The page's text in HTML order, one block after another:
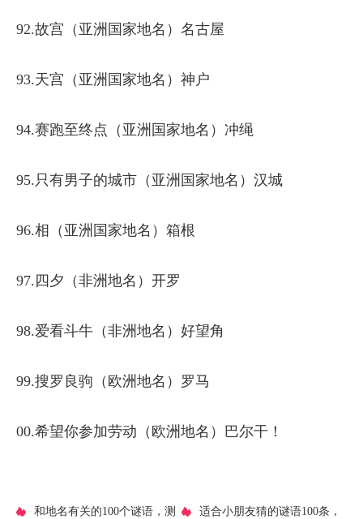
92.故宫（亚洲国家地名）名古屋
93.天宫（亚洲国家地名）神户
94.赛跑至终点（亚洲国家地名）冲绳
95.只有男子的城市（亚洲国家地名）汉城
96.相（亚洲国家地名）箱根
97.四夕（非洲地名）开罗
98.爱看斗牛（非洲地名）好望角
99.搜罗良驹（欧洲地名）罗马
00.希望你参加劳动（欧洲地名）巴尔干！
​和地名有关的100个谜语，测 ​适合小朋友猜的谜语100条，